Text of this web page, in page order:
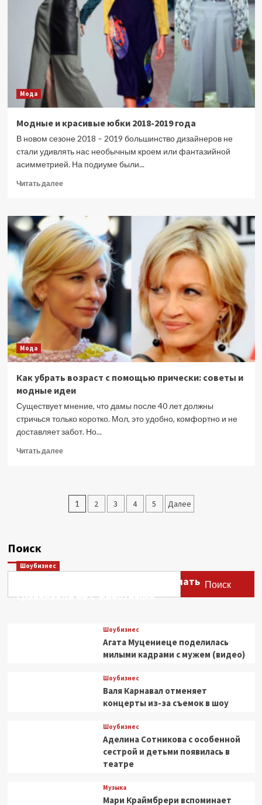
2019
года
Мода
Модные и красивые юбки 2018-2019 года
В новом сезоне 2018 – 2019 большинство дизайнеров не
стали удивлять нас необычным кроем или фантазийной
асимметрией. На подиуме были...
Читать далееПрочитать
Модные
и
красивые
юбки
2018-
2019
года
Мода
Как убрать возраст с помощью прически: советы и
модные идеи
Существует мнение, что дамы после 40 лет должны
стричься только коротко. Мол, это удобно, комфортно и не
доставляет забот. Но...
Читать далееПрочитать
убрать
возраст
модные
Пагинация
1 2 3 4 5 Далее
Поиск
Поиск
Шоубизнес
Этери Тутберидзе заявила, что мать
сравнивала ее с животными
Шоубизнес
Агата Муцениеце поделилась
милыми кадрами с мужем (видео)
Шоубизнес
Валя Карнавал отменяет
концерты из-за съемок в шоу
Шоубизнес
Аделина Сотникова с особенной
сестрой и детьми появилась в
театре
Музыка
Мари Краймбрери вспоминает